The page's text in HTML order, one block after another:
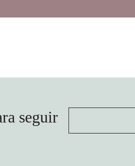
seguir